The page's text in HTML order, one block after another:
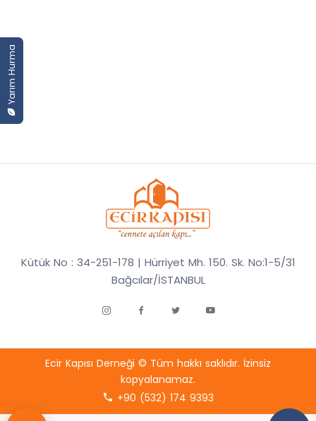
Yarım Hurma
Kütük No : 34-251-178 | Hürriyet Mh. 150. Sk. No:1-5/31
Bağcılar/İSTANBUL
Ecir Kapısı Derneği © Tüm hakkı saklıdır. İzinsiz
kopyalanamaz.
+90 (532) 174 9393